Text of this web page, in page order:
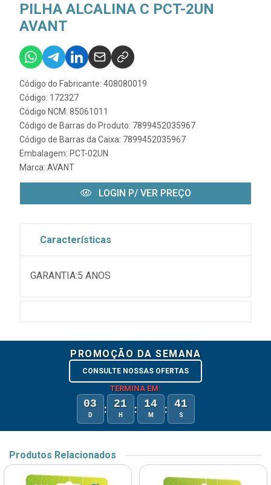
PILHA ALCALINA C PCT-2UN
AVANT
Código do Fabricante: 408080019
Código: 172327
Código NCM: 85061011
Código de Barras do Produto: 7899452035967
Código de Barras da Caixa: 7899452035967
Embalagem: PCT-02UN
Marca: AVANT
LOGIN P/ VER PREÇO
Características
GARANTIA:5 ANOS
PROMOÇÃO DA SEMANA
CONSULTE NOSSAS OFERTAS
TERMINA EM:
03
D : 21
H : 14
M : 41
S
Produtos Relacionados